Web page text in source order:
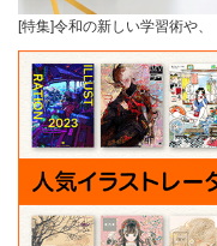
[特集]令和の新しい学習術や